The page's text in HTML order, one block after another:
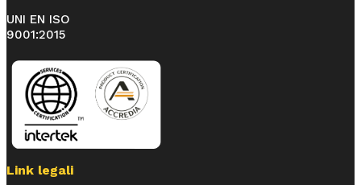
UNI EN ISO
9001:2015
Link legali